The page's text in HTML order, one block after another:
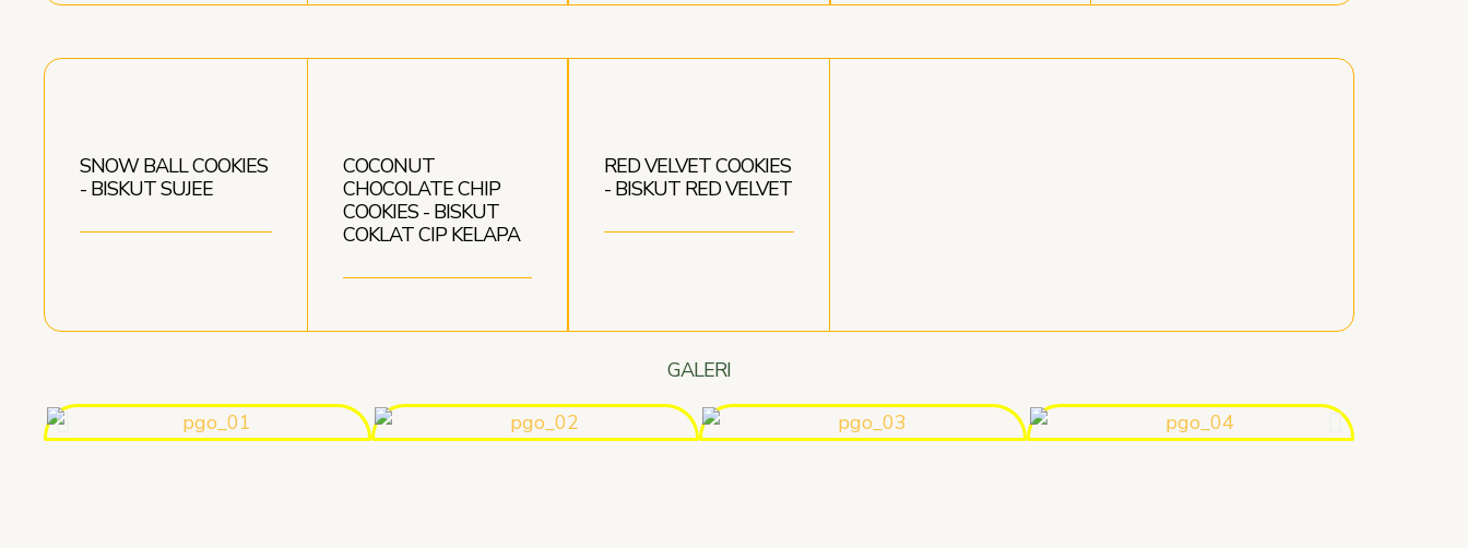
SNOW BALL COOKIES
- BISKUT SUJEE
COCONUT
CHOCOLATE CHIP
COOKIES - BISKUT
COKLAT CIP KELAPA
RED VELVET COOKIES
- BISKUT RED VELVET
GALERI